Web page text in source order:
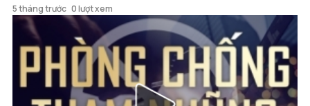
5 tháng trước 0 lượt xem